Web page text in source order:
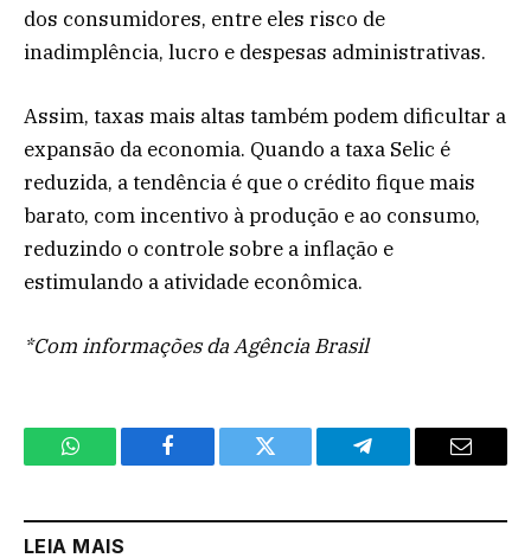
dos consumidores, entre eles risco de
inadimplência, lucro e despesas administrativas.
Assim, taxas mais altas também podem dificultar a
expansão da economia. Quando a taxa Selic é
reduzida, a tendência é que o crédito fique mais
barato, com incentivo à produção e ao consumo,
reduzindo o controle sobre a inflação e
estimulando a atividade econômica.
*Com informações da Agência Brasil
WhatsApp Facebook Twitter Telegram Email
LEIA MAIS